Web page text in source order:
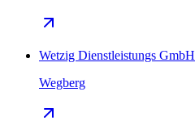
Wetzig Dienstleistungs GmbH
Wegberg